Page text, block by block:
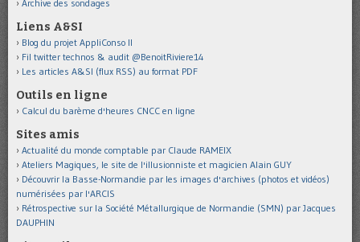
Archive des sondages
Liens A&SI
Blog du projet AppliConso II
Fil twitter technos & audit @BenoitRiviere14
Les articles A&SI (flux RSS) au format PDF
Outils en ligne
Calcul du barème d'heures CNCC en ligne
Sites amis
Actualité du monde comptable par Claude RAMEIX
Ateliers Magiques, le site de l'illusionniste et magicien Alain GUY
Découvrir la Basse-Normandie par les images d'archives (photos et vidéos)
numérisées par l'ARCIS
Rétrospective sur la Société Métallurgique de Normandie (SMN) par Jacques
DAUPHIN